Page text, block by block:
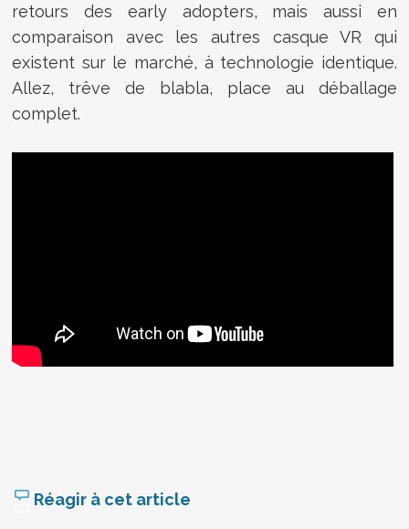
retours des early adopters, mais aussi en
comparaison avec les autres casque VR qui
existent sur le marché, à technologie identique.
Allez, trêve de blabla, place au déballage
complet.
Réagir à cet article